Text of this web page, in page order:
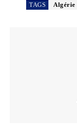
TAGS Algérie